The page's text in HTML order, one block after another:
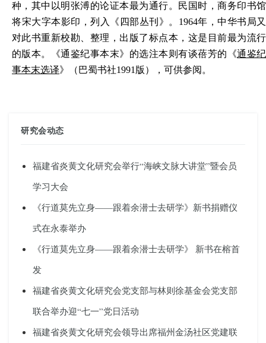
种，其中以明张溥的论证本最为通行。民国时，商务印书馆
将宋大字本影印，列入《四部丛刊》。1964年，中华书局又
对此书重新校勘、整理，出版了标点本，这是目前最为流行
的版本。《通鉴纪事本末》的选注本则有谈蓓芳的《通鉴纪
事本末选译》（巴蜀书社1991版），可供参阅。
研究会动态
福建省炎黄文化研究会举行“海峡文脉大讲堂”暨会员
学习大会
《行道莫先立身——跟着余潜士去研学》新书捐赠仪
式在永泰举办
《行道莫先立身——跟着余潜士去研学》 新书在榕首
发
福建省炎黄文化研究会党支部与林则徐基金会党支部
联合举办迎“七一”党日活动
福建省炎黄文化研究会领导出席福州金汤社区党建联